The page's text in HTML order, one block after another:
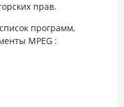
прав.
программ,
MPEG :